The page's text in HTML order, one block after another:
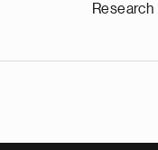
Research